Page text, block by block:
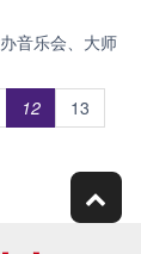
音乐会、大师
12
13